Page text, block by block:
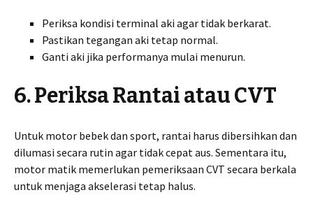
Periksa kondisi terminal aki agar tidak berkarat.
Pastikan tegangan aki tetap normal.
Ganti aki jika performanya mulai menurun.
6. Periksa Rantai atau CVT
Untuk motor bebek dan sport, rantai harus dibersihkan dan
dilumasi secara rutin agar tidak cepat aus. Sementara itu,
motor matik memerlukan pemeriksaan CVT secara berkala
untuk menjaga akselerasi tetap halus.